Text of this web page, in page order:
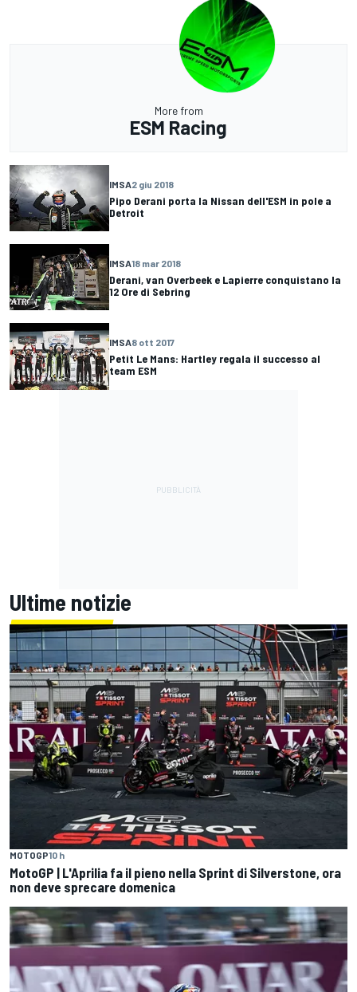
More from
ESM Racing
IMSA2 giu 2018
Pipo Derani porta la Nissan dell'ESM in pole a
Detroit
IMSA18 mar 2018
Derani, van Overbeek e Lapierre conquistano la
12 Ore di Sebring
IMSA8 ott 2017
Petit Le Mans: Hartley regala il successo al
team ESM
Ultime notizie
MOTOGP10 h
MotoGP | L'Aprilia fa il pieno nella Sprint di Silverstone, ora
non deve sprecare domenica